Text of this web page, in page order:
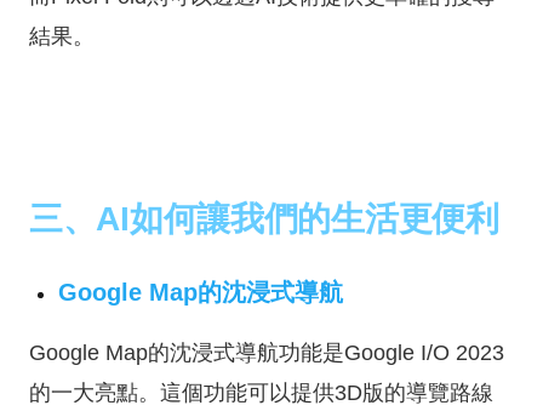
結果。
三、AI如何讓我們的生活更便利
Google Map的沈浸式導航
Google Map的沈浸式導航功能是Google I/O 2023
的一大亮點。這個功能可以提供3D版的導覽路線